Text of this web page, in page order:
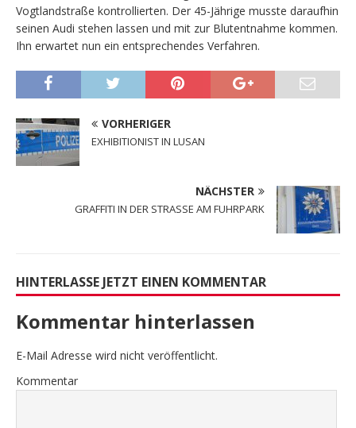
Vogtlandstraße kontrollierten. Der 45-Jährige musste daraufhin
seinen Audi stehen lassen und mit zur Blutentnahme kommen.
Ihn erwartet nun ein entsprechendes Verfahren.
VORHERIGER
EXHIBITIONIST IN LUSAN
NÄCHSTER
GRAFFITI IN DER STRASSE AM FUHRPARK
HINTERLASSE JETZT EINEN KOMMENTAR
Kommentar hinterlassen
E-Mail Adresse wird nicht veröffentlicht.
Kommentar